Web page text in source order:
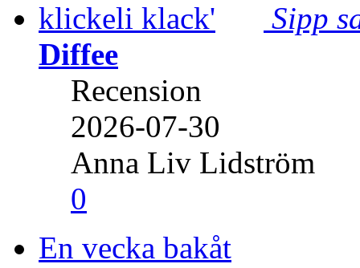
Sipp
Diffee
Recension
2026-07-30
Anna Liv Lidström
0
En vecka bakåt